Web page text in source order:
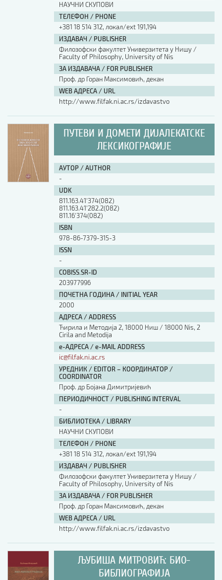
НАУЧНИ СКУПОВИ
ТЕЛЕФОН / PHONE
+381 18 514 312, локал/ext 191,194
ИЗДАВАЧ / PUBLISHER
Филозофски факултет Универзитета у Нишу /
Faculty of Philosophy, University of Nis
ЗА ИЗДАВАЧА / FOR PUBLISHER
Проф. др Горан Максимовић, декан
WEB АДРЕСА / URL
http://www.filfak.ni.ac.rs/izdavastvo
ПУТЕВИ И ДОМЕТИ ДИЈАЛЕКАТСКЕ
ЛЕКСИКОГРАФИЈЕ
АУТОР / AUTHOR
-
UDK
811.163.41'374(082)
811.163.41'282.2(082)
811.16'374(082)
ISBN
978-86-7379-315-3
ISSN
-
COBISS.SR-ID
203977996
ПОЧЕТНА ГОДИНА / INITIAL YEAR
2000
АДРЕСА / ADDRESS
Ћирила и Методија 2, 18000 Ниш / 18000 Nis, 2
Cirila and Metodija
е-АДРЕСА / e-MAIL ADDRESS
ic@filfak.ni.ac.rs
УРЕДНИК / EDITOR – КООРДИНАТОР /
COORDINATOR
Проф. др Бојана Димитријевић
ПЕРИОДИЧНОСТ / PUBLISHING INTERVAL
-
БИБЛИОТЕКА / LIBRARY
НАУЧНИ СКУПОВИ
ТЕЛЕФОН / PHONE
+381 18 514 312, локал/ext 191,194
ИЗДАВАЧ / PUBLISHER
Филозофски факултет Универзитета у Нишу /
Faculty of Philosophy, University of Nis
ЗА ИЗДАВАЧА / FOR PUBLISHER
Проф. др Горан Максимовић, декан
WEB АДРЕСА / URL
http://www.filfak.ni.ac.rs/izdavastvo
ЉУБИША МИТРОВИЋ: БИО-
БИБЛИОГРАФИЈА